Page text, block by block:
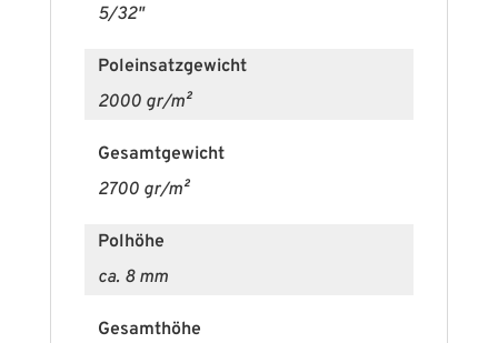
5/32"
Poleinsatzgewicht
2000 gr/m²
Gesamtgewicht
2700 gr/m²
Polhöhe
ca. 8 mm
Gesamthöhe